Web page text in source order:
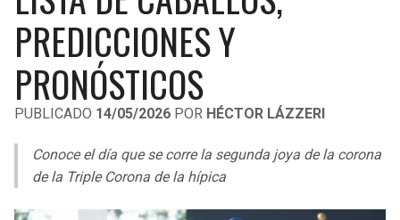
LIGA DE EXPANSIÓN MX
LEAGUES CUP
UEFA EUROPA LEAGUE
UEFA CONFERENCE LEAGUE
MLS
COPA SUDAMERICANA
LIGA BETPLAY
RAIDERS
CHARGERS
BENGALS
CAVALIERS
PISTONS
BUCKS
PREDICCIONES Y
PRONÓSTICOS
PUBLICADO 14/05/2026 POR HÉCTOR LÁZZERI
Conoce el día que se corre la segunda joya de la corona
de la Triple Corona de la hípica